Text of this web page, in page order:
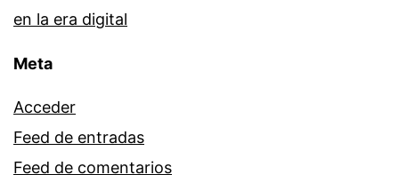
en la era digital
Meta
Acceder
Feed de entradas
Feed de comentarios